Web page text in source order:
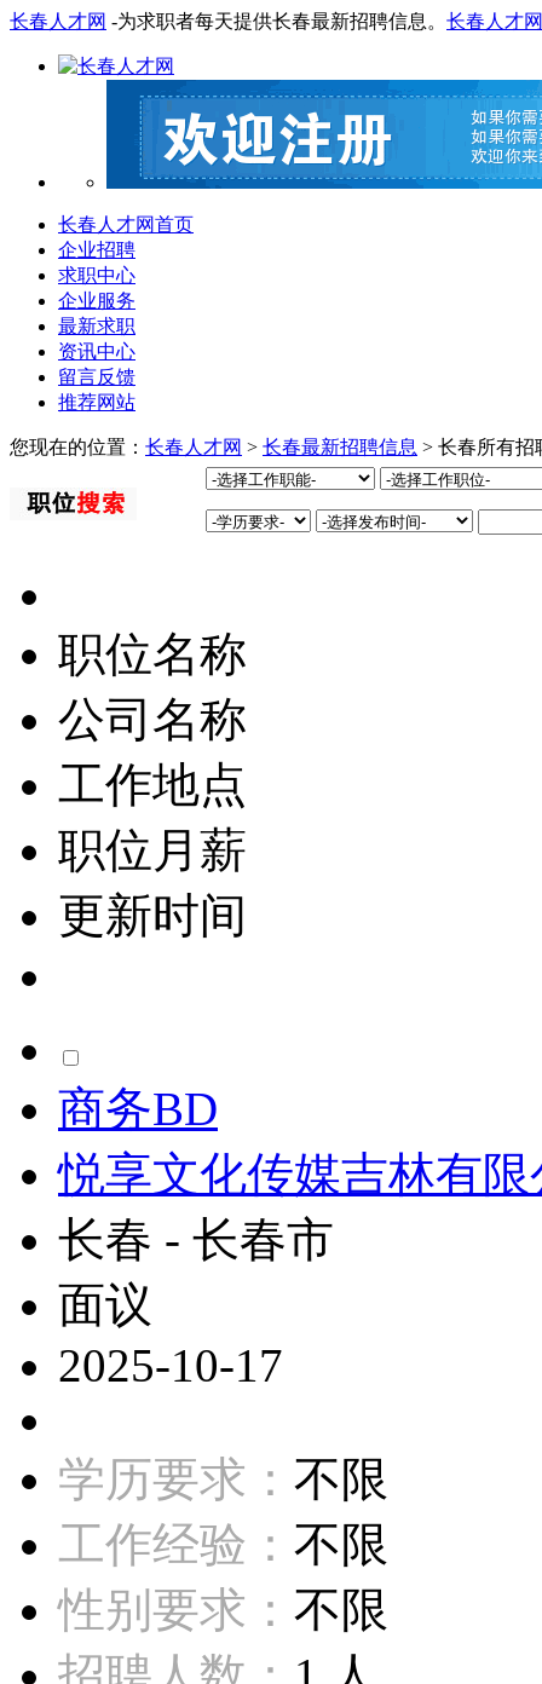
长春人才网 -为求职者每天提供长春最新招聘信息。 长春人才网
长春人才网首页
企业招聘
求职中心
企业服务
最新求职
资讯中心
留言反馈
推荐网站
您现在的位置： 长春人才网 > 长春最新招聘信息 > 长春所有招
职位名称
公司名称
工作地点
职位月薪
更新时间
商务BD
悦享文化传媒吉林有限
长春 - 长春市
面议
2025-10-17
学历要求： 不限
工作经验： 不限
性别要求： 不限